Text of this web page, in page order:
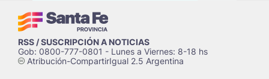
RSS / SUSCRIPCIÓN A NOTICIAS
Gob: 0800-777-0801 - Lunes a Viernes: 8-18 hs
cAtribución-CompartirIgual 2.5 Argentina